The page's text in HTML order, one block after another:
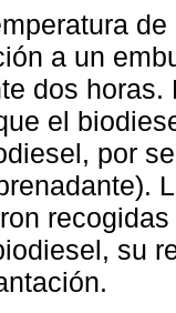
a un
dos
el
por
su